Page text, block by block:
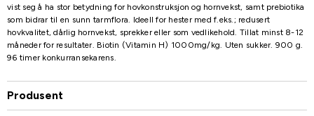
vist seg å ha stor betydning for hovkonstruksjon og hornvekst, samt prebiotika
som bidrar til en sunn tarmflora. Ideell for hester med f.eks.; redusert
hovkvalitet, dårlig hornvekst, sprekker eller som vedlikehold. Tillat minst 8-12
måneder for resultater. Biotin (Vitamin H) 1000mg/kg. Uten sukker. 900 g.
96 timer konkurransekarens.
Produsent